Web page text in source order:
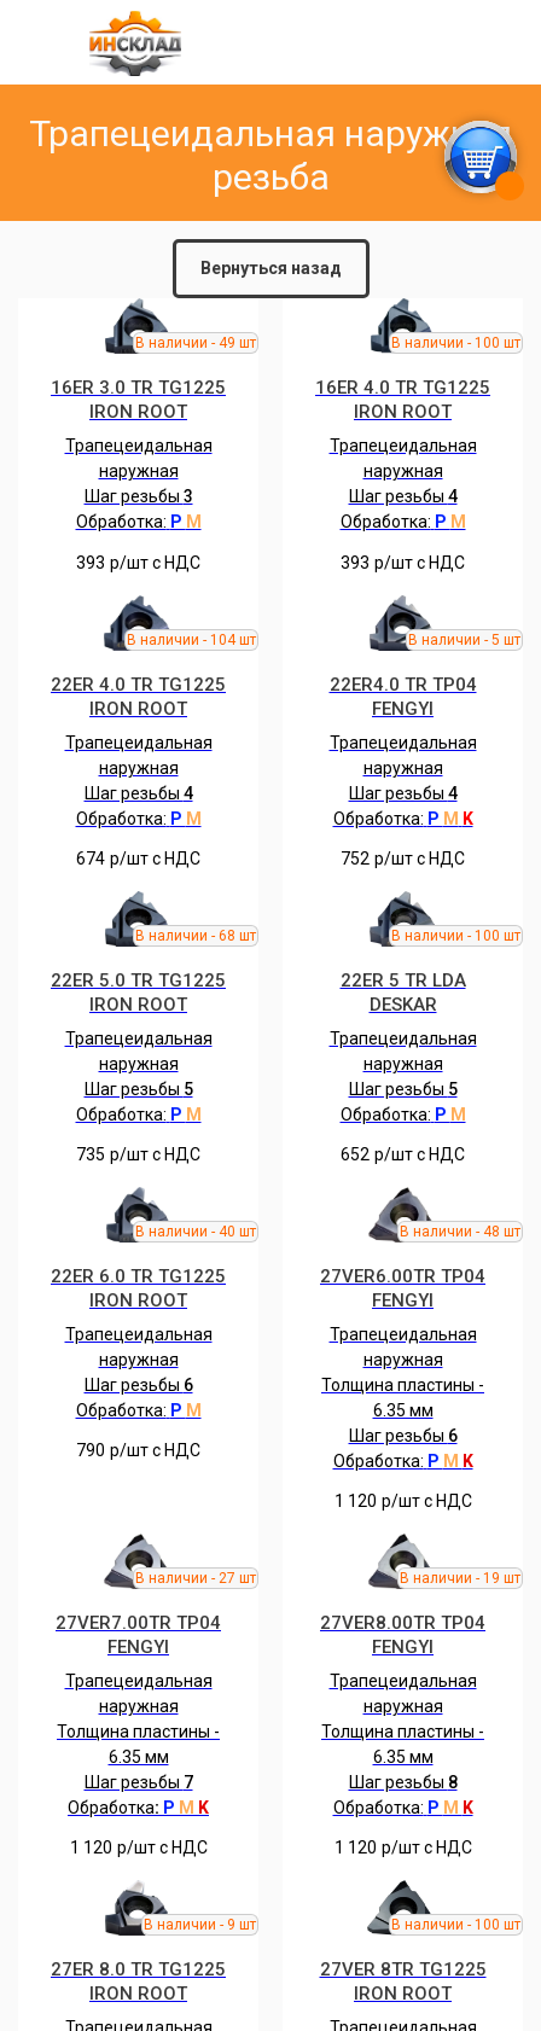
Трапецеидальная наружная
резьба
Вернуться назад
16ER 3.0 TR TG1225
IRON ROOT
Трапецеидальная
наружная
Шаг резьбы 3
Обработка: P M
393 р/шт c НДС
16ER 4.0 TR TG1225
IRON ROOT
Трапецеидальная
наружная
Шаг резьбы 4
Обработка: P M
393 р/шт c НДС
22ER 4.0 TR TG1225
IRON ROOT
Трапецеидальная
наружная
Шаг резьбы 4
Обработка: P M
674 р/шт c НДС
22ER4.0 TR TP04
FENGYI
Трапецеидальная
наружная
Шаг резьбы 4
Обработка: P M K
752 р/шт c НДС
22ER 5.0 TR TG1225
IRON ROOT
Трапецеидальная
наружная
Шаг резьбы 5
Обработка: P M
735 р/шт c НДС
22ER 5 TR LDA
DESKAR
Трапецеидальная
наружная
Шаг резьбы 5
Обработка: P M
652 р/шт c НДС
22ER 6.0 TR TG1225
IRON ROOT
Трапецеидальная
наружная
Шаг резьбы 6
Обработка: P M
790 р/шт c НДС
27VER6.00TR TP04
FENGYI
Трапецеидальная
наружная
Толщина пластины -
6.35 мм
Шаг резьбы 6
Обработка: P M K
1 120 р/шт c НДС
27VER7.00TR TP04
FENGYI
Трапецеидальная
наружная
Толщина пластины -
6.35 мм
Шаг резьбы 7
Обработка: P M K
1 120 р/шт c НДС
27VER8.00TR TP04
FENGYI
Трапецеидальная
наружная
Толщина пластины -
6.35 мм
Шаг резьбы 8
Обработка: P M K
1 120 р/шт c НДС
27ER 8.0 TR TG1225
IRON ROOT
27VER 8TR TG1225
IRON ROOT